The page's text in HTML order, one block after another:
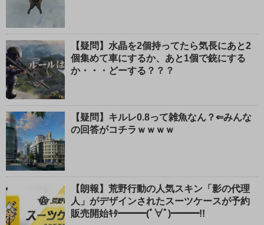
【疑問】水晶を2個持ってたら気長にあと2
個集めて車にするか、あと1個で銃にする
か・・・どーする？？？
【疑問】キルレ0.8って雑魚なん？⇐みんな
の回答がコチラｗｗｗｗ
【朗報】荒野行動の人気スキン「影の代理
人」がデザインされたスーツケースが予約
販売開始ｷﾀ━━━(ﾟ∀ﾟ)━━━!!